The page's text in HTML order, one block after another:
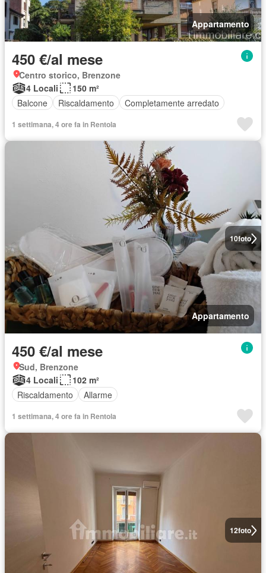
Appartamento
450 €/al mese
Centro storico, Brenzone
4 Locali
150 m²
Balcone
Riscaldamento Completamente arredato
1 settimana, 4 ore fa in Rentola
10foto
Appartamento
450 €/al mese
Sud, Brenzone
4 Locali
102 m²
Riscaldamento
Allarme
1 settimana, 4 ore fa in Rentola
12foto